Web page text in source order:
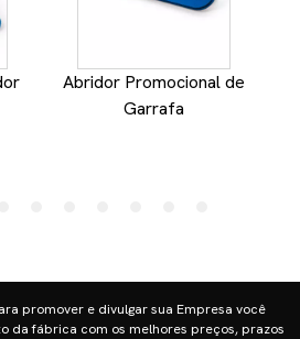
Abridor Promocional de
Garrafa
promover e divulgar sua Empresa você
da fábrica com os melhores preços, prazos